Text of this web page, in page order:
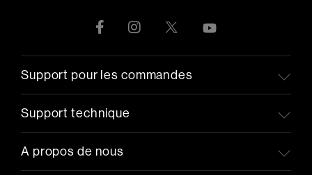
Support pour les commandes
Support technique
A propos de nous